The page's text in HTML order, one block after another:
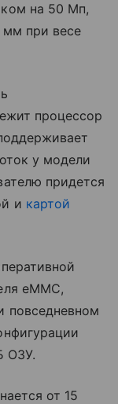
на 50 Мп,
мм при весе
процессор
у модели
придется
и картой
eMMC,
повседневном
ОЗУ.
от 15